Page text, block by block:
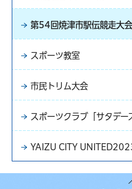
第54回焼津市駅伝競走大会
スポーツ教室
市民トリム大会
スポーツクラブ「サタデー
YAIZU CITY